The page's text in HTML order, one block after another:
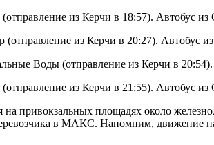
из Керчи в 18:57). Автобус из
из Керчи в 20:27). Автобус
Воды (отправление из Керчи в 20:54).
из Керчи в 21:55). Автобус из
на привокзальных площадях около
в МАКС. Напомним, движение